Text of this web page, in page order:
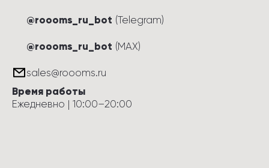
@roooms_ru_bot (Telegram)
@roooms_ru_bot (MAX)
sales@roooms.ru
Время работы
Ежедневно | 10:00–20:00